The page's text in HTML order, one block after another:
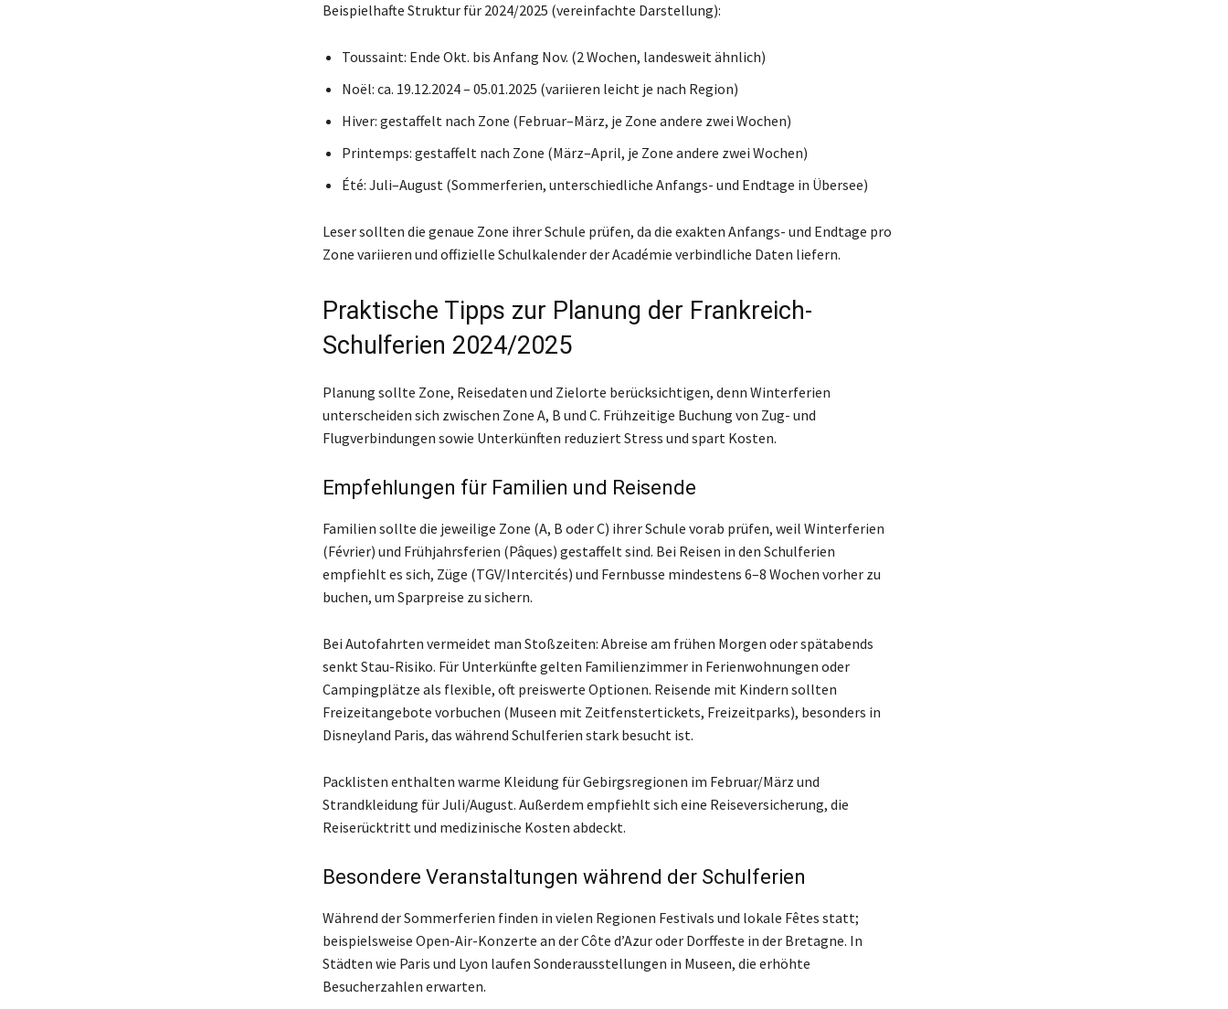
Beispielhafte Struktur für 2024/2025 (vereinfachte Darstellung):
Toussaint: Ende Okt. bis Anfang Nov. (2 Wochen, landesweit ähnlich)
Noël: ca. 19.12.2024 – 05.01.2025 (variieren leicht je nach Region)
Hiver: gestaffelt nach Zone (Februar–März, je Zone andere zwei Wochen)
Printemps: gestaffelt nach Zone (März–April, je Zone andere zwei Wochen)
Été: Juli–August (Sommerferien, unterschiedliche Anfangs- und Endtage in Übersee)
Leser sollten die genaue Zone ihrer Schule prüfen, da die exakten Anfangs- und Endtage pro
Zone variieren und offizielle Schulkalender der Académie verbindliche Daten liefern.
Praktische Tipps zur Planung der Frankreich-
Schulferien 2024/2025
Planung sollte Zone, Reisedaten und Zielorte berücksichtigen, denn Winterferien
unterscheiden sich zwischen Zone A, B und C. Frühzeitige Buchung von Zug- und
Flugverbindungen sowie Unterkünften reduziert Stress und spart Kosten.
Empfehlungen für Familien und Reisende
Familien sollte die jeweilige Zone (A, B oder C) ihrer Schule vorab prüfen, weil Winterferien
(Février) und Frühjahrsferien (Pâques) gestaffelt sind. Bei Reisen in den Schulferien
empfiehlt es sich, Züge (TGV/Intercités) und Fernbusse mindestens 6–8 Wochen vorher zu
buchen, um Sparpreise zu sichern.
Bei Autofahrten vermeidet man Stoßzeiten: Abreise am frühen Morgen oder spätabends
senkt Stau-Risiko. Für Unterkünfte gelten Familienzimmer in Ferienwohnungen oder
Campingplätze als flexible, oft preiswerte Optionen. Reisende mit Kindern sollten
Freizeitangebote vorbuchen (Museen mit Zeitfenstertickets, Freizeitparks), besonders in
Disneyland Paris, das während Schulferien stark besucht ist.
Packlisten enthalten warme Kleidung für Gebirgsregionen im Februar/März und
Strandkleidung für Juli/August. Außerdem empfiehlt sich eine Reiseversicherung, die
Reiserücktritt und medizinische Kosten abdeckt.
Besondere Veranstaltungen während der Schulferien
Während der Sommerferien finden in vielen Regionen Festivals und lokale Fêtes statt;
beispielsweise Open-Air-Konzerte an der Côte d’Azur oder Dorffeste in der Bretagne. In
Städten wie Paris und Lyon laufen Sonderausstellungen in Museen, die erhöhte
Besucherzahlen erwarten.